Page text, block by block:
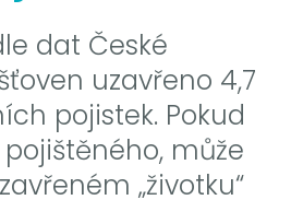
dat České
uzavřeno 4,7
pojistek. Pokud
může
„životku“